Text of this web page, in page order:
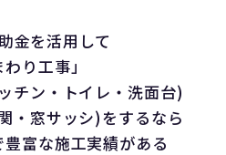
金を活用して
わり工事」
チン・トイレ・洗面台)
・窓サッシ)をするなら
富な施工実績がある